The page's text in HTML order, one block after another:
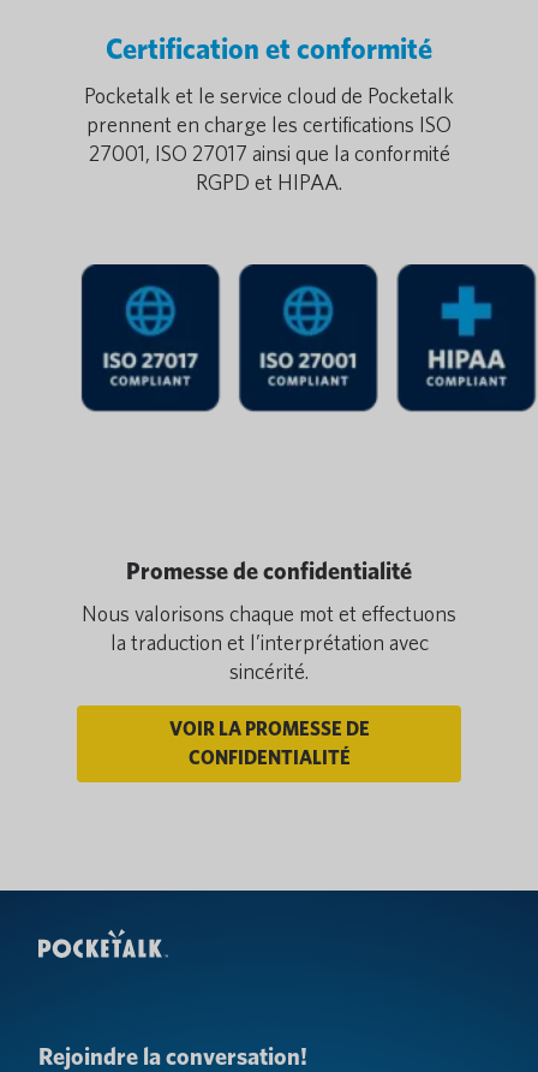
Certification et conformité
Pocketalk et le service cloud de Pocketalk
prennent en charge les certifications ISO
27001, ISO 27017 ainsi que la conformité
RGPD et HIPAA.
Promesse de confidentialité
Nous valorisons chaque mot et effectuons
la traduction et l’interprétation avec
sincérité.
VOIR LA PROMESSE DE
CONFIDENTIALITÉ
Rejoindre la conversation!